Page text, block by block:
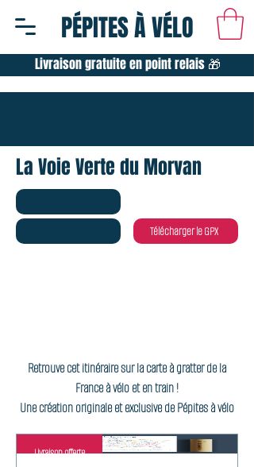
PÉPITES À VÉLO
Livraison gratuite en point relais 🎁
La Voie Verte du Morvan
Télécharger le GPX
Retrouve cet itinéraire sur la carte à gratter de la
France à vélo et en train !
Une création originale et exclusive de Pépites à vélo
Livraison offerte